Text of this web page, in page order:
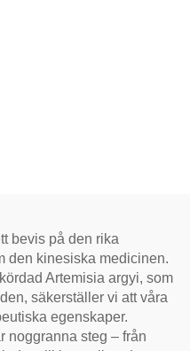
bevis på den rika
den kinesiska medicinen.
Artemisia argyi, som
säkerställer vi att våra
egenskaper.
noggranna steg – från